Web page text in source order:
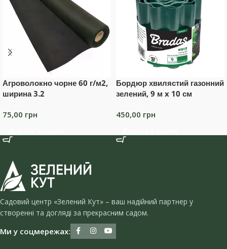
Агроволокно чорне 60 г/м2,
ширина 3.2
75,00 грн
Бордюр хвилястий газонний
зелений, 9 м x 10 см
450,00 грн
Садовий центр «Зелений Кут» – ваш надійний партнер у
створенні та догляді за прекрасним садом.
Ми у соцмережах: